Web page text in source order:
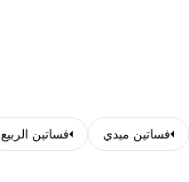
فساتين ميدي فساتين الربيع